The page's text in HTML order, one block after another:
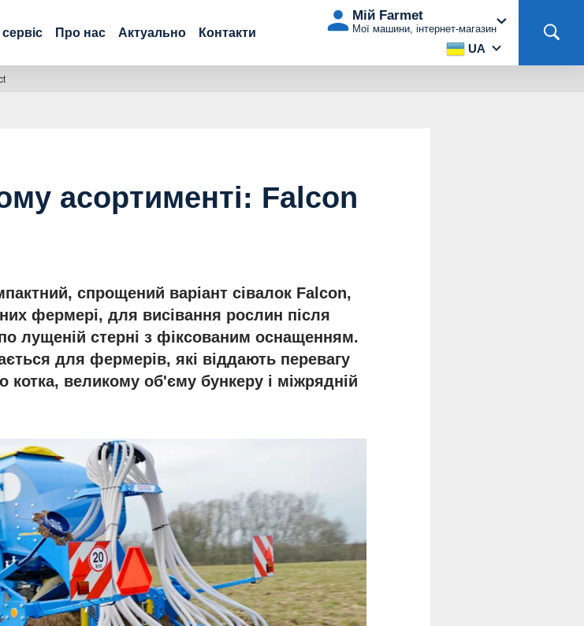
Про нас Актуально
Контакти
UA
Мій Farmet
Мої машини, інтернет-магазин
асортименті: Falcon
спрощений варіант сівалок Falcon,
фермері, для висівання рослин після
лущеній стерні з фіксованим оснащенням.
для фермерів, які віддають перевагу
котка, великому об'єму бункеру і міжрядній